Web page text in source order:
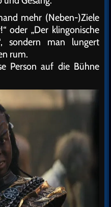
mehr (Neben-)Ziele
oder „Der klingonische
sondern man lungert
rum.
Person auf die Bühne